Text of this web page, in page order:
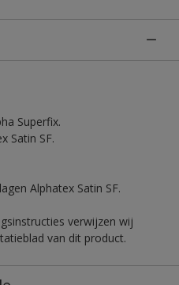
Superfix.
Satin SF.
Alphatex Satin SF.
verwijzen wij
van dit product.